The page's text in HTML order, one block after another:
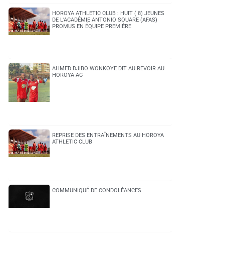
HOROYA ATHLETIC CLUB : HUIT ( 8) JEUNES
DE L’ACADÉMIE ANTONIO SOUARE (AFAS)
PROMUS EN ÉQUIPE PREMIÈRE
AHMED DJIBO WONKOYE DIT AU REVOIR AU
HOROYA AC
REPRISE DES ENTRAÎNEMENTS AU HOROYA
ATHLETIC CLUB
COMMUNIQUÉ DE CONDOLÉANCES